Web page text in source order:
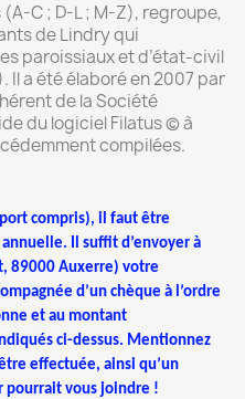
C ; D-L ; M-Z), regroupe,
de Lindry qui
paroissiaux et d’état-civil
Il a été élaboré en 2007 par
de la Société
du logiciel Filatus © à
compilées.
compris), il faut être
Il suffit d’envoyer à
89000 Auxerre) votre
d’un chèque à l’ordre
et au montant
ci-dessus. Mentionnez
effectuée, ainsi qu’un
pourrait vous joindre !